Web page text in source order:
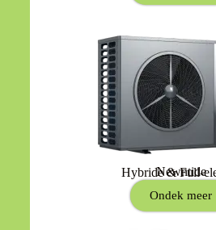
Newntide
Hybride & Full-
Ondek meer